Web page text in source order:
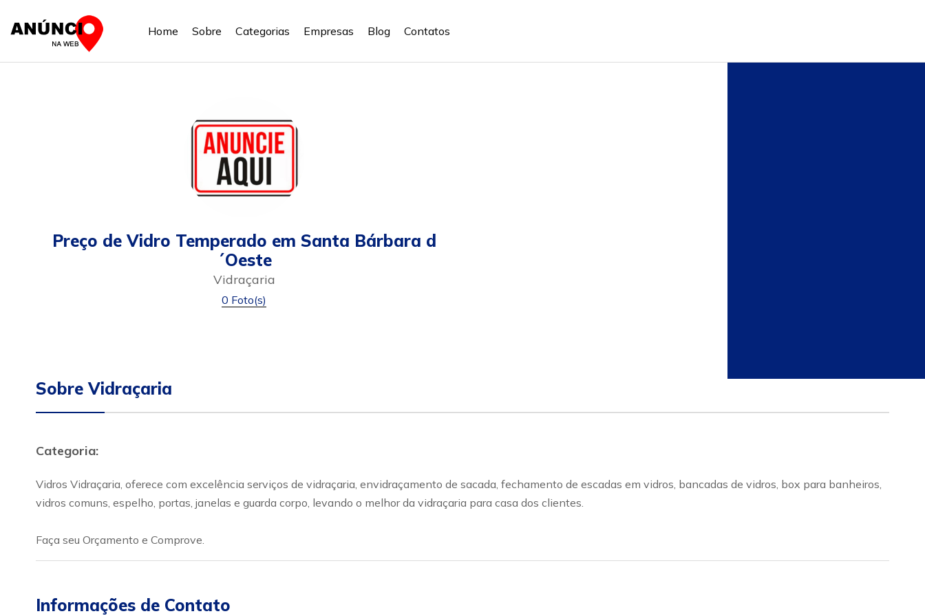
Home Sobre Categorias Empresas Blog Contatos
Preço de Vidro Temperado em Santa Bárbara d
´Oeste
Vidraçaria
0 Foto(s)
Sobre Vidraçaria
Categoria:
Vidros Vidraçaria, oferece com excelência serviços de vidraçaria, envidraçamento de sacada, fechamento de escadas em vidros, bancadas de vidros, box para banheiros,
vidros comuns, espelho, portas, janelas e guarda corpo, levando o melhor da vidraçaria para casa dos clientes.
Faça seu Orçamento e Comprove.
Informações de Contato